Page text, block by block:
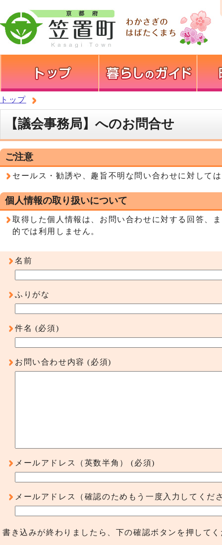
トップ
【議会事務局】へのお問合せ
ご注意
セールス・勧誘や、趣旨不明な問い合わせに対して
個人情報の取り扱いについて
取得した個人情報は、お問い合わせに対する回答、
的では利用しません。
名前
ふりがな
件名 (必須)
お問い合わせ内容 (必須)
メールアドレス（英数半角） (必須)
メールアドレス（確認のためもう一度入力してくだ
書き込みが終わりましたら、下の確認ボタンを押して